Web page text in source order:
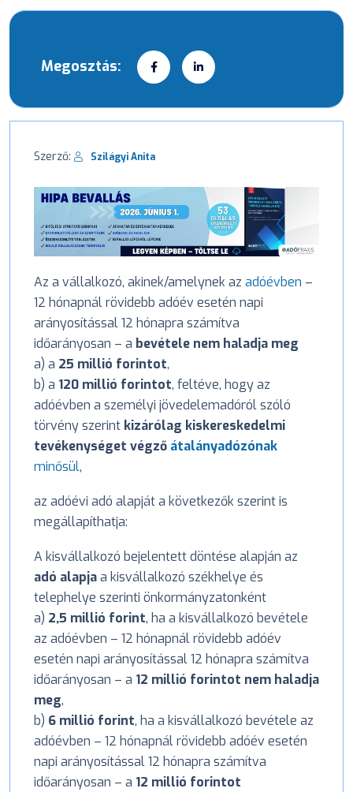
Megosztás:
Szerző: Szilágyi Anita
Az a vállalkozó, akinek/amelynek az adóévben –
12 hónapnál rövidebb adóév esetén napi
arányosítással 12 hónapra számítva
időarányosan – a bevétele nem haladja meg
a) a 25 millió forintot,
b) a 120 millió forintot, feltéve, hogy az
adóévben a személyi jövedelemadóról szóló
törvény szerint kizárólag kiskereskedelmi
tevékenységet végző átalányadózónak
minősül,
az adóévi adó alapját a következők szerint is
megállapíthatja:
A kisvállalkozó bejelentett döntése alapján az
adó alapjaa kisvállalkozó székhelye és
telephelye szerinti önkormányzatonként
a) 2,5 millió forint, ha a kisvállalkozó bevétele
az adóévben – 12 hónapnál rövidebb adóév
esetén napi arányosítással 12 hónapra számítva
időarányosan – a 12 millió forintot nem haladja
meg,
b) 6 millió forint, ha a kisvállalkozó bevétele az
adóévben – 12 hónapnál rövidebb adóév esetén
napi arányosítással 12 hónapra számítva
időarányosan – a 12 millió forintot